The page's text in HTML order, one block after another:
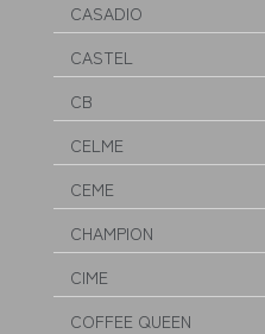
CASADIO
CASTEL
CB
CELME
CEME
CHAMPION
CIME
COFFEE QUEEN